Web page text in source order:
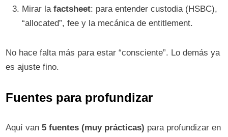
Mirar lafactsheet: para entender custodia (HSBC),
“allocated”, fee y la mecánica de entitlement.
No hace falta más para estar “consciente”. Lo demás ya
es ajuste fino.
Fuentes para profundizar
Aquí van5 fuentes (muy prácticas) para profundizar en